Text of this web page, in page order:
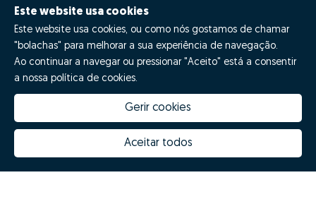
Este website usa cookies
Este website usa cookies, ou como nós gostamos de chamar
"bolachas" para melhorar a sua experiência de navegação.
Ao continuar a navegar ou pressionar "Aceito" está a consentir
a nossa política de cookies.
Gerir cookies
Aceitar todos